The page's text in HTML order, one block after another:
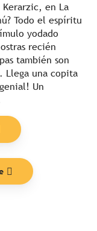
en La
Todo el espíritu
yodado
recién
también son
Llega una copita
Un